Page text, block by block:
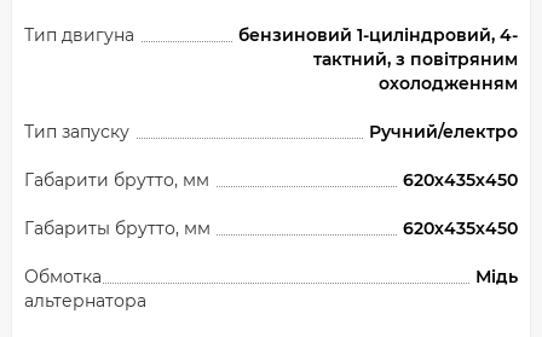
Тип двигуна
бензиновий 1-циліндровий, 4-
тактний, з повітряним
охолодженням
Тип запуску Ручний/електро
Габарити брутто, мм 620х435х450
Габариты брутто, мм 620х435х450
Обмотка
альтернатора
Мідь